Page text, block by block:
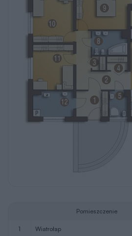
Pomieszczenie
1 wiatrołap